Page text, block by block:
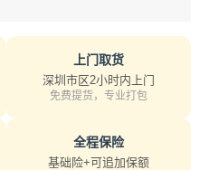
上门取货
深圳市区2小时内上门
免费提货，专业打包
全程保险
基础险+可追加保额